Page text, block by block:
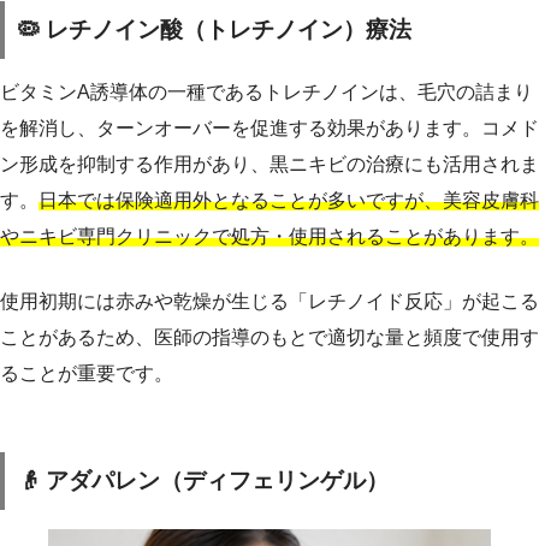
🦠 レチノイン酸（トレチノイン）療法
ビタミンA誘導体の一種であるトレチノインは、毛穴の詰まり
を解消し、ターンオーバーを促進する効果があります。コメド
ン形成を抑制する作用があり、黒ニキビの治療にも活用されま
す。 日本では保険適用外となることが多いですが、美容皮膚科
やニキビ専門クリニックで処方・使用されることがあります。
使用初期には赤みや乾燥が生じる「レチノイド反応」が起こる
ことがあるため、医師の指導のもとで適切な量と頻度で使用す
ることが重要です。
👴 アダパレン（ディフェリンゲル）